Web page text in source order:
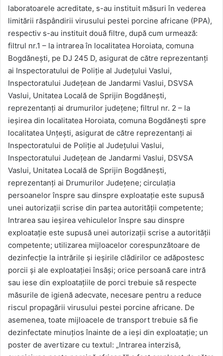
laboratoarele acreditate, s-au instituit măsuri în vederea
limitării răspândirii virusului pestei porcine africane (PPA),
respectiv s-au instituit două filtre, după cum urmează:
filtrul nr.1 – la intrarea în localitatea Horoiata, comuna
Bogdănești, pe DJ 245 D, asigurat de către reprezentanți
ai Inspectoratului de Poliție al Județului Vaslui,
Inspectoratului Județean de Jandarmi Vaslui, DSVSA
Vaslui, Unitatea Locală de Sprijin Bogdănești,
reprezentanți ai drumurilor județene; filtrul nr. 2 – la
ieșirea din localitatea Horoiata, comuna Bogdănești spre
localitatea Unțești, asigurat de către reprezentanți ai
Inspectoratului de Poliție al Județului Vaslui,
Inspectoratului Județean de Jandarmi Vaslui, DSVSA
Vaslui, Unitatea Locală de Sprijin Bogdănești,
reprezentanți ai Drumurilor Județene; circulația
persoanelor înspre sau dinspre exploatație este supusă
unei autorizații scrise din partea autorității competente;
Intrarea sau ieșirea vehiculelor înspre sau dinspre
exploatație este supusă unei autorizații scrise a autorității
competente; utilizarea mijloacelor corespunzătoare de
dezinfecție la intrările și ieșirile clădirilor ce adăpostesc
porcii și ale exploatației însăși; orice persoană care intră
sau iese din exploatațiile de porci trebuie să respecte
măsurile de igienă adecvate, necesare pentru a reduce
riscul propagării virusului pestei porcine africane. De
asemenea, toate mijloacele de transport trebuie să fie
dezinfectate minuțios înainte de a ieși din exploatație; un
poster de avertizare cu textul: „Intrarea interzisă,